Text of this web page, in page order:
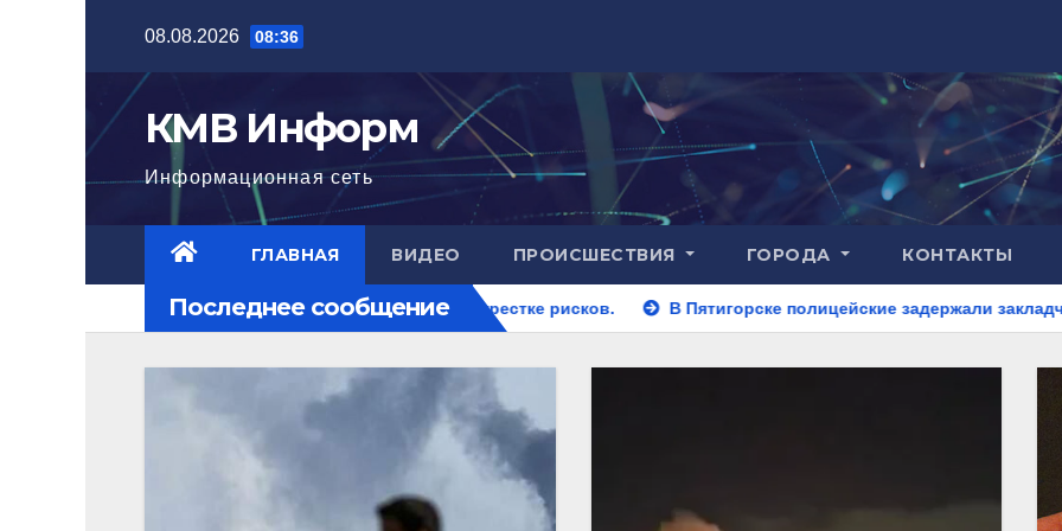
содержимому
08.08.2026 08:36
КМВ Информ
Информационная сеть
ГЛАВНАЯ ВИДЕО ПРОИСШЕСТВИЯ ГОРОДА КОНТАКТЫ
Последнее сообщение
Ближний Восток горит. РФ на перекрестке рисков. В Пятигорске полицейские задержали закладчика, пытавшегося